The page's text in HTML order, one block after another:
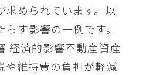
められています。以
す影響の一例です。
経済的影響不動産資産
や維持費の負担が軽減